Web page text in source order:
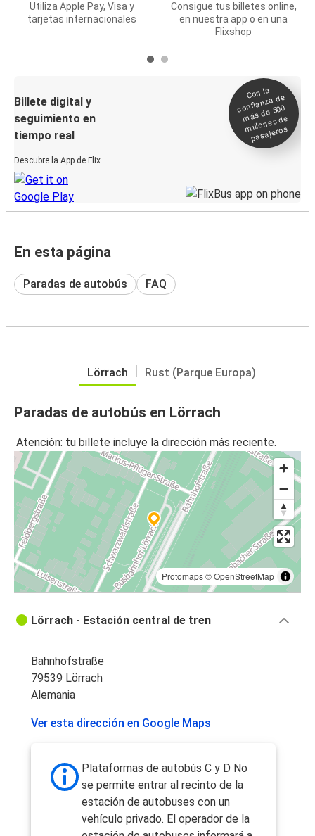
Utiliza Apple Pay, Visa y
tarjetas internacionales
Consigue tus billetes online,
en nuestra app o en una
Flixshop
Billete digital y
seguimiento en
tiempo real
Descubre la App de Flix
Con la
confianza de
más de 500
millones de
pasajeros
En esta página
Paradas de autobús FAQ
Lörrach Rust (Parque Europa)
Paradas de autobús en Lörrach
Atención: tu billete incluye la dirección más reciente.
Protomaps©OpenStreetMap
Lörrach - Estación central de tren
Bahnhofstraße
79539 Lörrach
Alemania
Ver esta dirección en Google Maps
Plataformas de autobús C y D No
se permite entrar al recinto de la
estación de autobuses con un
vehículo privado. El operador de la